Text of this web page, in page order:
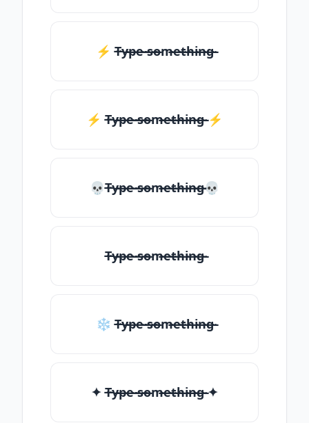
⚡ T̶̴y̶̴p̶̴e̶̴ ̶̴s̶̴o̶̴m̶̴e̶̴t̶̴h̶̴i̶̴n̶̴g̶̴
⚡️ T̶̴y̶̴p̶̴e̶̴ ̶̴s̶̴o̶̴m̶̴e̶̴t̶̴h̶̴i̶̴n̶̴g̶̴ ⚡️
💀T̶̴y̶̴p̶̴e̶̴ ̶̴s̶̴o̶̴m̶̴e̶̴t̶̴h̶̴i̶̴n̶̴g̶̴💀
T̶̴y̶̴p̶̴e̶̴ ̶̴s̶̴o̶̴m̶̴e̶̴t̶̴h̶̴i̶̴n̶̴g̶̴
❄ T̶̴y̶̴p̶̴e̶̴ ̶̴s̶̴o̶̴m̶̴e̶̴t̶̴h̶̴i̶̴n̶̴g̶̴
✦ T̶̴y̶̴p̶̴e̶̴ ̶̴s̶̴o̶̴m̶̴e̶̴t̶̴h̶̴i̶̴n̶̴g̶̴ ✦